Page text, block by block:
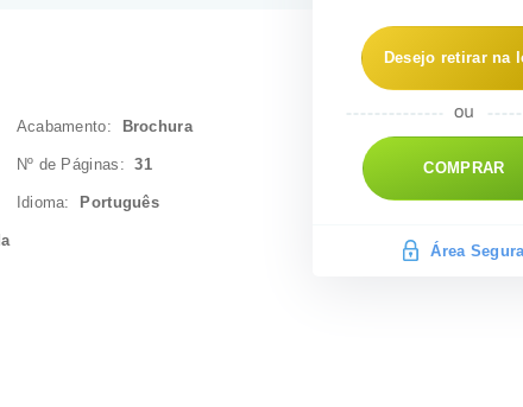
Acabamento: Brochura
Nº de Páginas:31
Idioma: Português
Desejo retirar na
COMPRAR
Área